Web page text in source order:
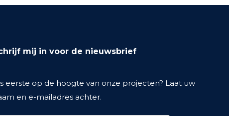
mij in voor de nieuwsbrief
eerste op de hoogte van onze projecten? Laat uw
en e-mailadres achter.